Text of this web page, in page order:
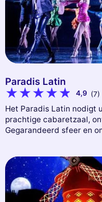
Paradis Latin
4,9 (7)
Het Paradis Latin nodigt
prachtige cabaretzaal,
Gegarandeerd sfeer en